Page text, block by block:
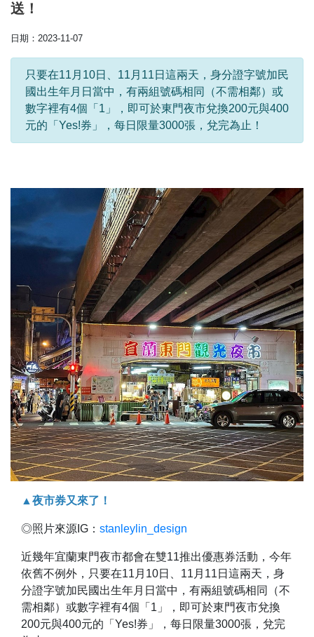
送！
日期：2023-11-07
只要在11月10日、11月11日這兩天，身分證字號加民
國出生年月日當中，有兩組號碼相同（不需相鄰）或
數字裡有4個「1」，即可於東門夜市兌換200元與400
元的「Yes!券」，每日限量3000張，兌完為止！
▲夜市券又來了！
◎照片來源IG： stanleylin_design
近幾年宜蘭東門夜市都會在雙11推出優惠券活動，今年
依舊不例外，只要在11月10日、11月11日這兩天，身
分證字號加民國出生年月日當中，有兩組號碼相同（不
需相鄰）或數字裡有4個「1」，即可於東門夜市兌換
200元與400元的「Yes!券」，每日限量3000張，兌完